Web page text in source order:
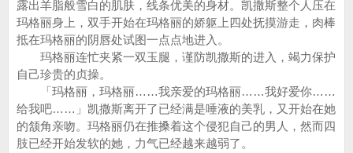
露出羊脂般雪白的肌肤，线条优美的身材。凯撒斯整个人压在
玛格丽身上，双手开始在玛格丽的娇躯上四处抚摸游走，肉棒
抵在玛格丽的阴唇处试图一点点地进入。
玛格丽连忙夹紧一双玉腿，谨防凯撒斯的进入，竭力保护
自己珍贵的贞操。
「玛格丽，玛格丽……我亲爱的玛格丽……我好爱你……
给我吧……」凯撒斯离开了已经满是唾液的美乳，又开始在她
的颔角亲吻。玛格丽仍在推搡着这个侵犯自己的男人，然而四
肢已经开始发软的她，力气已经越来越弱了。